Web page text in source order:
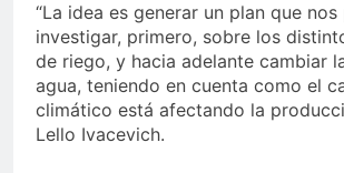
“La idea es generar un plan que
investigar, primero, sobre los
de riego, y hacia adelante cambiar
agua, teniendo en cuenta como el
climático está afectando la
Lello Ivacevich.